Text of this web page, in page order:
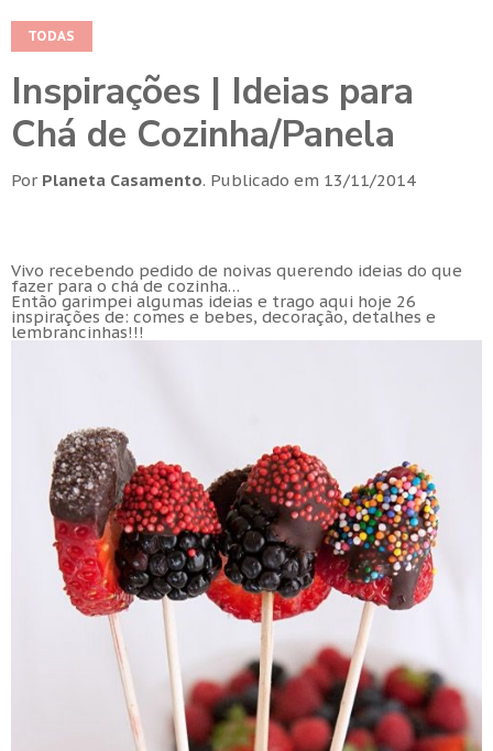
TODAS
Inspirações | Ideias para
Chá de Cozinha/Panela
Por Planeta Casamento. Publicado em 13/11/2014
Vivo recebendo pedido de noivas querendo ideias do que
fazer para o chá de cozinha…
Então garimpei algumas ideias e trago aqui hoje 26
inspirações de: comes e bebes, decoração, detalhes e
lembrancinhas!!!